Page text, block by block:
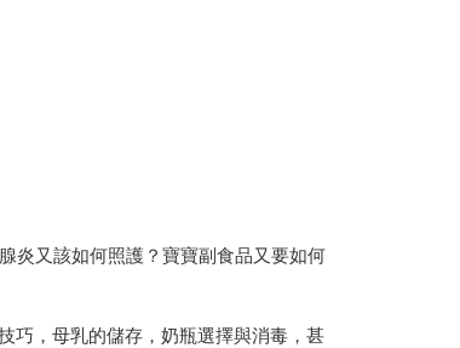
炎又該如何照護？寶寶副食品又要如何
巧，母乳的儲存，奶瓶選擇與消毒，甚